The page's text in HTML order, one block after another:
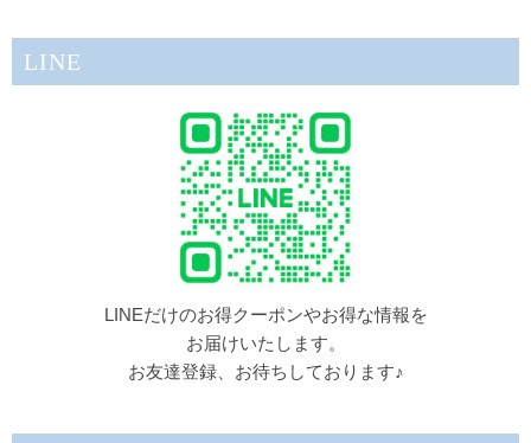
LINE
LINEだけのお得クーポンやお得な情報を
お届けいたします。
お友達登録、お待ちしております♪